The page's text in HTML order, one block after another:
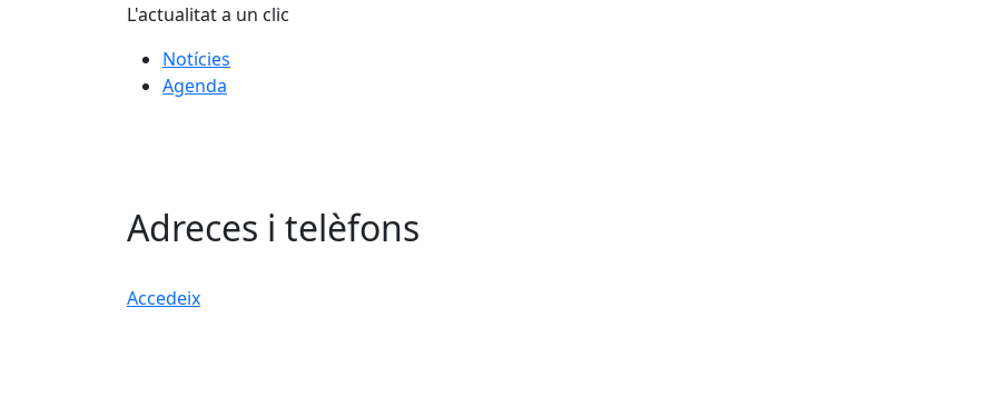
L'actualitat a un clic
Notícies
Agenda
Adreces i telèfons
Accedeix